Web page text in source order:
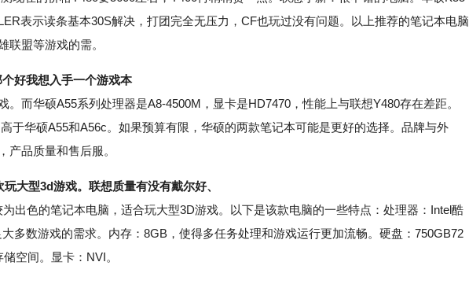
表示读条基本30S解决，打团完全无压力，CF也玩过没有问题。以上推荐的笔记本电脑
联盟等游戏的需。
好我想入手一个游戏本
而华硕A55系列处理器是A8-4500M，显卡是HD7470，性能上与联想Y480存在差距。
于华硕A55和A56c。如果预算有限，华硕的两款笔记本可能是更好的选择。品牌与外
产品质量和售后服。
大型3d游戏。联想质量有没有戴尔好、
色的笔记本电脑，适合玩大型3D游戏。以下是该款电脑的一些特点：处理器：Intel酷
多数游戏的需求。内存：8GB，使得多任务处理和游戏运行更加流畅。硬盘：750GB72
空间。显卡：NVI。